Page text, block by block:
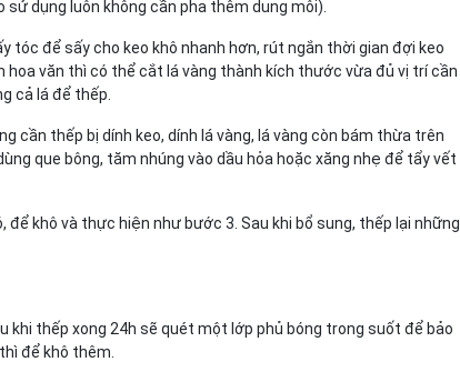
dụng luôn không cần pha thêm dung môi).
tóc để sấy cho keo khô nhanh hơn, rút ngắn thời gian đợi keo
văn thì có thể cắt lá vàng thành kích thước vừa đủ vị trí cần
cả lá để thếp.
cần thếp bị dính keo, dính lá vàng, lá vàng còn bám thừa trên
que bông, tăm nhúng vào dầu hỏa hoặc xăng nhẹ để tẩy vết
khô và thực hiện như bước 3. Sau khi bổ sung, thếp lại những
thếp xong 24h sẽ quét một lớp phủ bóng trong suốt để bảo
để khô thêm.